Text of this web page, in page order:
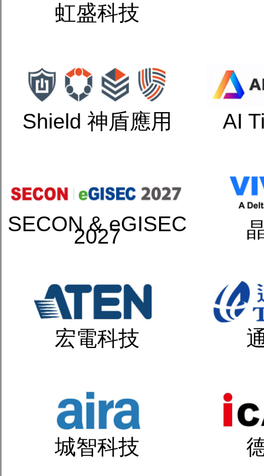
虹盛科技
Shield 神盾應用 AI
SECON & eGISEC
2027
宏電科技
城智科技